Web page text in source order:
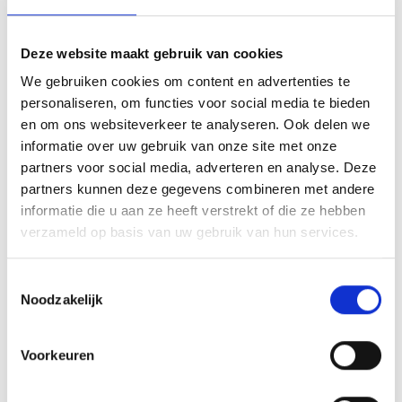
Deze website maakt gebruik van cookies
We gebruiken cookies om content en advertenties te
personaliseren, om functies voor social media te bieden
en om ons websiteverkeer te analyseren. Ook delen we
informatie over uw gebruik van onze site met onze
partners voor social media, adverteren en analyse. Deze
partners kunnen deze gegevens combineren met andere
informatie die u aan ze heeft verstrekt of die ze hebben
verzameld op basis van uw gebruik van hun services.
Noodzakelijk
Voorkeuren
belastingdienst, gelijk controleerbaar. Dat voorkomt
wel neutraal is uitgevoerd, iets dat bij een niet-
gecertificeerde schatting veel sneller ter discussie kan
komen te staan.
Bij een echtscheiding speelt vergelijkbare gevoeligheid.
Beide partijen hebben belang bij de uitkomst, en juist dan
is het belangrijk dat de taxateur geen enkele band heeft
met een van beide partijen en volgens een vaste,
toetsbare methodiek werkt. De tuchtrechtelijke
verantwoording die bij NRVT-registratie hoort, geeft u als
opdrachtgever een stok achter de deur als een van de
registratie